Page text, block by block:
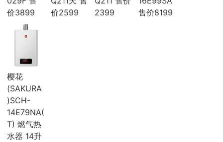
海信空调
三菱重工
破解版榴莲视频在线下载
海尔
麦克维尔
中广欧特斯
COLMO
约克
风管机
吸顶机
价3899
价2599
2399
售价8199
樱花
(SAKURA
)SCH-
14E79NA(
T) 燃气热
水器 14升